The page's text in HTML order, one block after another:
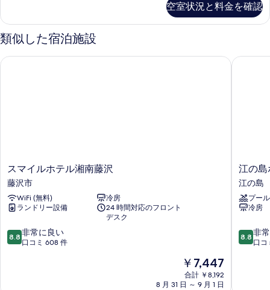
を
表
示
ー
ム
(4
階)
真
を
表
す
る
ン
ダ
ブ
ル
空室状況と料金を確認
類似した宿泊施設
ス
マ
イ
ル
ホ
ル
湘
スマイルホテル湘南藤沢
藤沢市
WiFi (無料)
冷房
ランドリー設備
24 時間対応のフロント
デスク
10
段
8.8 非常に良い
口コミ 608 件
現
在
の
￥7,447
合計 ￥8,192
8 月 31 日 ～ 9 月 1 日
スマイルホテル湘南藤沢
江
の
島
ホ
テ
江
の
江の島
江の島
プール
冷房
10
段
8.8 非
口コ
江の島